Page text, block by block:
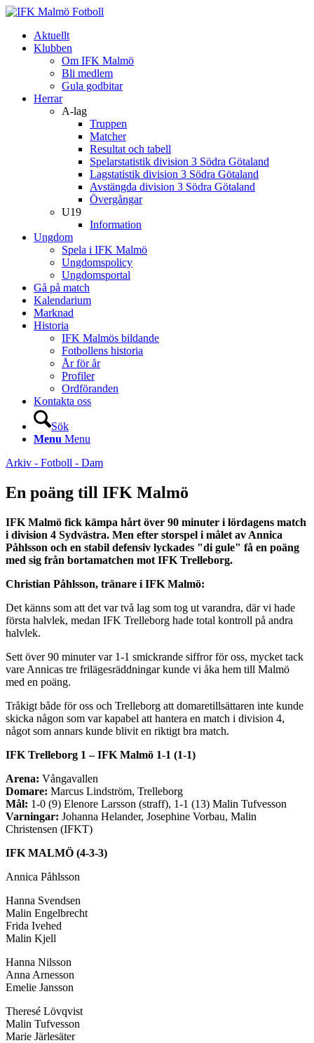
Aktuellt
Klubben
Om IFK Malmö
Bli medlem
Gula godbitar
Herrar
A-lag
Truppen
Matcher
Resultat och tabell
Spelarstatistik division 3 Södra Götaland
Lagstatistik division 3 Södra Götaland
Avstängda division 3 Södra Götaland
Övergångar
U19
Information
Ungdom
Spela i IFK Malmö
Ungdomspolicy
Ungdomsportal
Gå på match
Kalendarium
Marknad
Historia
IFK Malmös bildande
Fotbollens historia
År för år
Profiler
Ordföranden
Kontakta oss
Sök
Menu Menu
Arkiv - Fotboll - Dam
En poäng till IFK Malmö
IFK Malmö fick kämpa hårt över 90 minuter i lördagens match
i division 4 Sydvästra. Men efter storspel i målet av Annica
Påhlsson och en stabil defensiv lyckades "di gule" få en poäng
med sig från bortamatchen mot IFK Trelleborg.
Christian Påhlsson, tränare i IFK Malmö:
Det känns som att det var två lag som tog ut varandra, där vi hade
första halvlek, medan IFK Trelleborg hade total kontroll på andra
halvlek.
Sett över 90 minuter var 1-1 smickrande siffror för oss, mycket tack
vare Annicas tre frilägesräddningar kunde vi åka hem till Malmö
med en poäng.
Tråkigt både för oss och Trelleborg att domaretillsättaren inte kunde
skicka någon som var kapabel att hantera en match i division 4,
något som annars kunde blivit en riktigt bra match.
IFK Trelleborg 1 – IFK Malmö 1-1 (1-1)
Arena: Vångavallen
Domare: Marcus Lindström, Trelleborg
Mål: 1-0 (9) Elenore Larsson (straff), 1-1 (13) Malin Tufvesson
Varningar: Johanna Helander, Josephine Vorbau, Malin
Christensen (IFKT)
IFK MALMÖ (4-3-3)
Annica Påhlsson
Hanna Svendsen
Malin Engelbrecht
Frida Ivehed
Malin Kjell
Hanna Nilsson
Anna Arnesson
Emelie Jansson
Theresé Lövqvist
Malin Tufvesson
Marie Järlesäter